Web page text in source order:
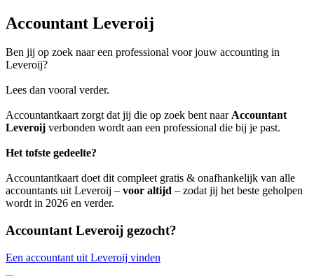
Accountant Leveroij
Ben jij op zoek naar een professional voor jouw accounting in
Leveroij?
Lees dan vooral verder.
Accountantkaart zorgt dat jij die op zoek bent naarAccountant
Leveroij verbonden wordt aan een professional die bij je past.
Het tofste gedeelte?
Accountantkaart doet dit compleet gratis & onafhankelijk van alle
accountants uit Leveroij – voor altijd – zodat jij het beste geholpen
wordt in 2026 en verder.
Accountant Leveroij gezocht?
Een accountant uit Leveroij vinden